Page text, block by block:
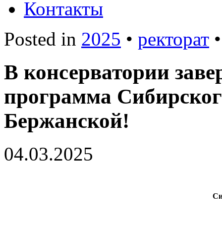
Контакты
Posted in 2025 • ректорат
В консерватории
программа
Бержанской!
04.03.2025